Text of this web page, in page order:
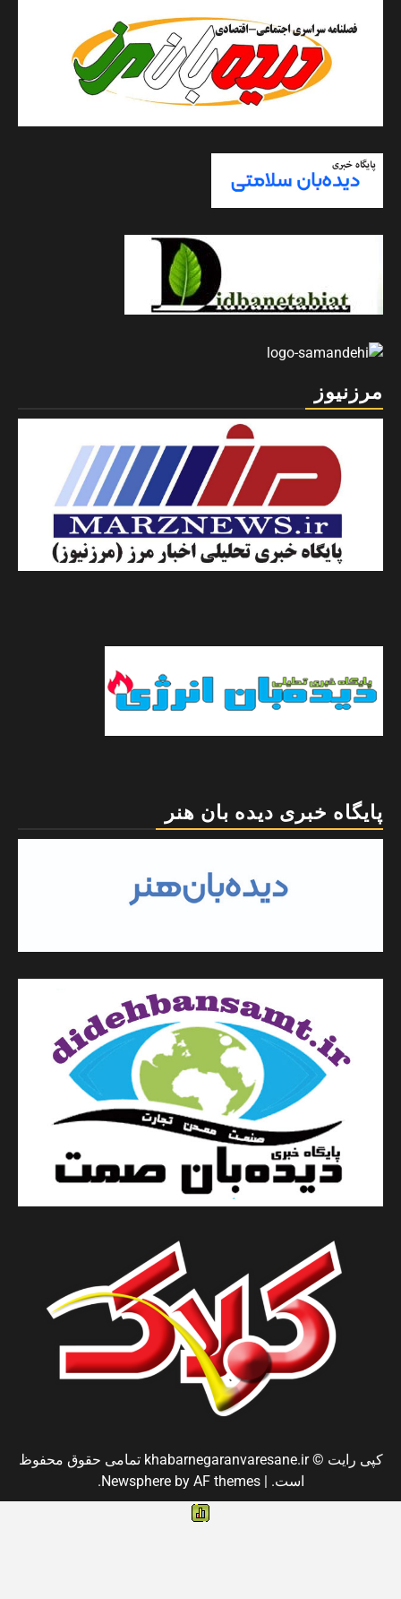
مرزنیوز
پایگاه خبری دیده بان هنر
کپی رایت © khabarnegaranvaresane.ir تمامی حقوق محفوظ
است.
|
Newsphereby AF themes.